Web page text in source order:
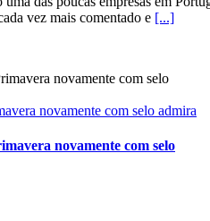
vez mais comentado e [...]
novamente com selo admira
novamente com selo